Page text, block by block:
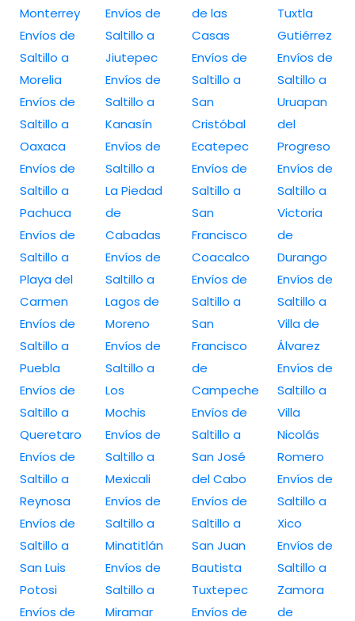
Monterrey
Envíos de
Saltillo a
Morelia
Envíos de
Saltillo a
Oaxaca
Envíos de
Saltillo a
Pachuca
Envíos de
Saltillo a
Playa del
Carmen
Envíos de
Saltillo a
Puebla
Envíos de
Saltillo a
Queretaro
Envíos de
Saltillo a
Reynosa
Envíos de
Saltillo a
San Luis
Potosi
Envíos de
Envíos de
Saltillo a
Jiutepec
Envíos de
Saltillo a
Kanasín
Envíos de
Saltillo a
La Piedad
de
Cabadas
Envíos de
Saltillo a
Lagos de
Moreno
Envíos de
Saltillo a
Los
Mochis
Envíos de
Saltillo a
Mexicali
Envíos de
Saltillo a
Minatitlán
Envíos de
Saltillo a
Miramar
de las
Casas
Envíos de
Saltillo a
San
Cristóbal
Ecatepec
Envíos de
Saltillo a
San
Francisco
Coacalco
Envíos de
Saltillo a
San
Francisco
de
Campeche
Envíos de
Saltillo a
San José
del Cabo
Envíos de
Saltillo a
San Juan
Bautista
Tuxtepec
Envíos de
Tuxtla
Gutiérrez
Envíos de
Saltillo a
Uruapan
del
Progreso
Envíos de
Saltillo a
Victoria
de
Durango
Envíos de
Saltillo a
Villa de
Álvarez
Envíos de
Saltillo a
Villa
Nicolás
Romero
Envíos de
Saltillo a
Xico
Envíos de
Saltillo a
Zamora
de